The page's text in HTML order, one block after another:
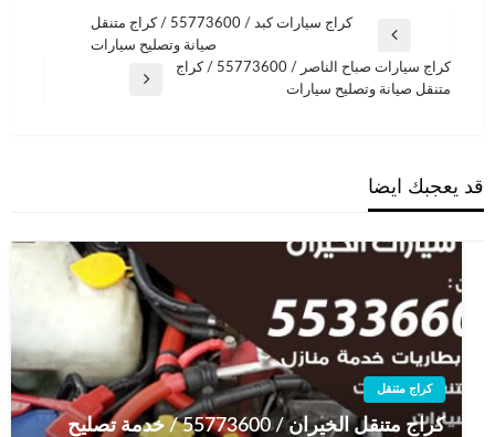
المقالات
المقالة
السابقة
كراج سيارات كبد / 55773600‬ / كراج متنقل
صيانة وتصليح سيارات
المقالة
كراج سيارات صباح الناصر / 55773600‬ / كراج
متنقل صيانة وتصليح سيارات
قد يعجبك ايضا
كراج متنقل
كراج متنقل الخيران / 55773600‬ / خدمة تصليح